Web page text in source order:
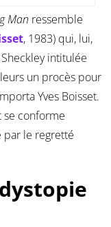
Man ressemble
, 1983) qui, lui,
intitulée
un procès pour
Yves Boisset.
se conforme
par le regretté